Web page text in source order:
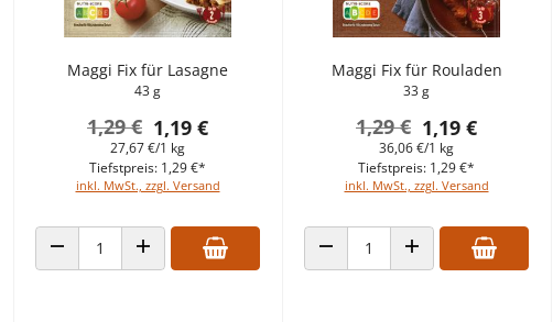
Maggi Fix für Lasagne
43 g
1,19 €
1,29 €
27,67 €/1 kg
inkl. MwSt., zzgl. Versand
Tiefstpreis: 1,29 €*
ANZAHL VERRINGERNANZAHL ERHÖHEN
Maggi Fix für Rouladen
33 g
1,19 €
1,29 €
36,06 €/1 kg
inkl. MwSt., zzgl. Versand
Tiefstpreis: 1,29 €*
ANZAHL VERRINGERNANZAHL ERHÖHEN